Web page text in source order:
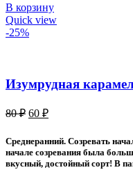
В корзину
Quick view
-25%
Изумрудная
80₽ Первоначальная
составляла
80 ₽.
60 ₽Текущая
60 ₽.
Среднеранний. Созревать
начале созревания была
вкусный, достойный сорт! В